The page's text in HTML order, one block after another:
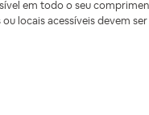
em todo o seu
locais acessíveis devem